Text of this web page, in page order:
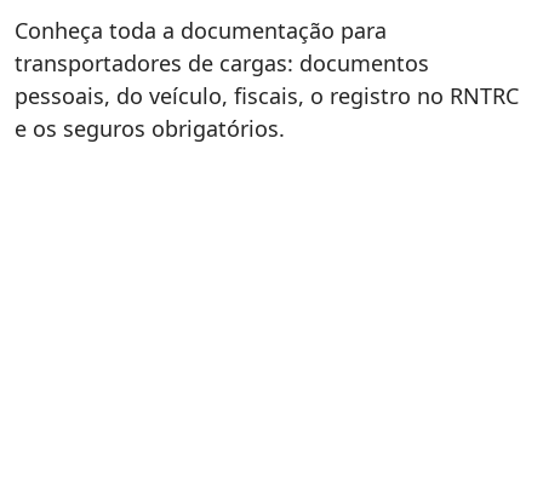
Conheça toda a documentação para
transportadores de cargas: documentos
pessoais, do veículo, fiscais, o registro no RNTRC
e os seguros obrigatórios.